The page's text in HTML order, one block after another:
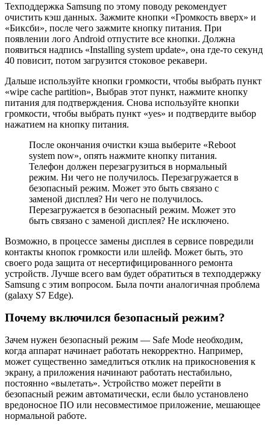
Техподдержка Samsung по этому поводу рекомендует
очистить кэш данных. Зажмите кнопки «Громкость вверх» и
«Биксби», после чего зажмите кнопку питания. При
появлении лого Android отпустите все кнопки. Должна
появиться надпись «Installing system update», она где-то секунд
40 повисит, потом загрузится стоковое рекавери.
Дальше используйте кнопки громкости, чтобы выбрать пункт
«wipe cache partition», Выбрав этот пункт, нажмите кнопку
питания для подтверждения. Снова используйте кнопки
громкости, чтобы выбрать пункт «yes» и подтвердите выбор
нажатием на кнопку питания.
После окончания очистки кэша выберите «Reboot
system now», опять нажмите кнопку питания.
Телефон должен перезагрузиться в нормальный
режим. Ни чего не получилось. Перезагружается в
безопасный режим. Может это быть связано с
заменой дисплея? Ни чего не получилось.
Перезагружается в безопасный режим. Может это
быть связано с заменой дисплея? Не исключено.
Возможно, в процессе замены дисплея в сервисе повредили
контакты кнопок громкости или шлейф. Может быть, это
своего рода защита от несертифицированного ремонта
устройств. Лучше всего вам будет обратиться в техподдержку
Samsung с этим вопросом. Была почти аналогичная проблема
(galaxy S7 Edge).
Почему включился безопасный режим?
Зачем нужен безопасный режим — Safe Мode необходим,
когда аппарат начинает работать некорректно. Например,
может существенно замедлиться отклик на прикосновения к
экрану, а приложения начинают работать нестабильно,
постоянно «вылетать». Устройство может перейти в
безопасный режим автоматически, если было установлено
вредоносное ПО или несовместимое приложение, мешающее
нормальной работе.